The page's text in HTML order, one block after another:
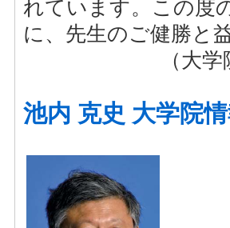
れています。この度
に、先生のご健勝と
（大
池内 克史 大学院